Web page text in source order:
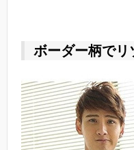
ボーダー柄でリ